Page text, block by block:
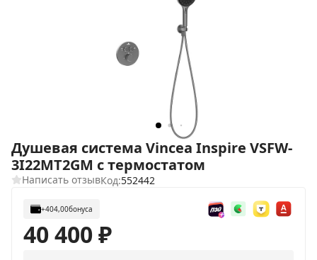
Душевая система Vincea Inspire VSFW-
3I22MT2GM с термостатом
Написать отзывКод:552442
+404,00бонуса
40 400₽